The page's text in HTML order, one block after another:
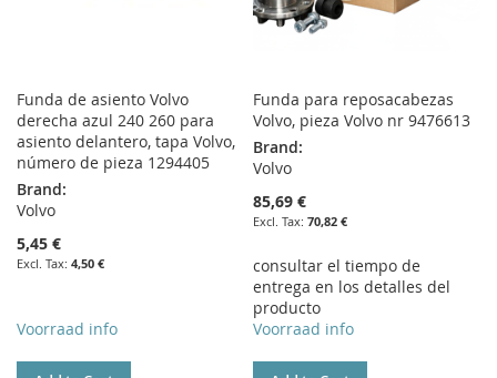
Funda de asiento Volvo
derecha azul 240 260 para
asiento delantero, tapa Volvo,
número de pieza 1294405
Brand:
Volvo
5,45 €
4,50 €
Voorraad info
Funda para reposacabezas
Volvo, pieza Volvo nr 9476613
Brand:
Volvo
85,69 €
70,82 €
consultar el tiempo de
entrega en los detalles del
producto
Voorraad info